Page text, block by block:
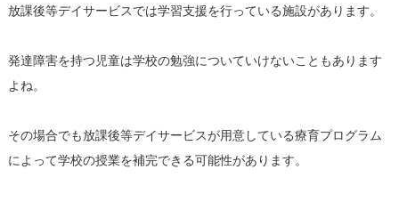
放課後等デイサービスでは学習支援を行っている施設があります。
発達障害を持つ児童は学校の勉強についていけないこともあります
よね。
その場合でも放課後等デイサービスが用意している療育プログラム
によって学校の授業を補完できる可能性があります。